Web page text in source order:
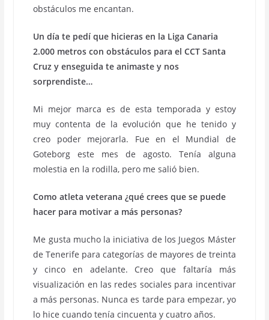
obstáculos me encantan.
Un día te pedí que hicieras en la Liga Canaria
2.000 metros con obstáculos para el CCT Santa
Cruz y enseguida te animaste y nos
sorprendiste…
Mi mejor marca es de esta temporada y estoy
muy contenta de la evolución que he tenido y
creo poder mejorarla. Fue en el Mundial de
Goteborg este mes de agosto. Tenía alguna
molestia en la rodilla, pero me salió bien.
Como atleta veterana ¿qué crees que se puede
hacer para motivar a más personas?
Me gusta mucho la iniciativa de los Juegos Máster
de Tenerife para categorías de mayores de treinta
y cinco en adelante. Creo que faltaría más
visualización en las redes sociales para incentivar
a más personas. Nunca es tarde para empezar, yo
lo hice cuando tenía cincuenta y cuatro años.